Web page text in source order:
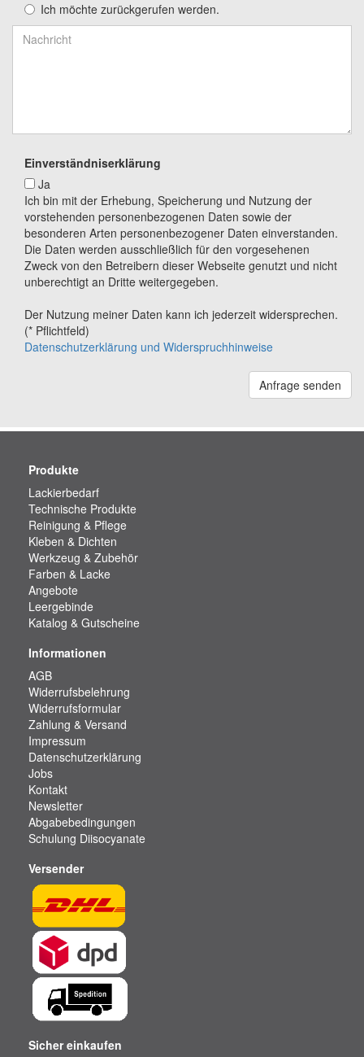
Ich möchte zurückgerufen werden.
Einverständniserklärung
Ja
Ich bin mit der Erhebung, Speicherung und Nutzung der
vorstehenden personenbezogenen Daten sowie der
besonderen Arten personenbezogener Daten einverstanden.
Die Daten werden ausschließlich für den vorgesehenen
Zweck von den Betreibern dieser Webseite genutzt und nicht
unberechtigt an Dritte weitergegeben.
Der Nutzung meiner Daten kann ich jederzeit widersprechen.
(* Pflichtfeld)
Datenschutzerklärung und Widerspruchhinweise
Anfrage senden
Produkte
Lackierbedarf
Technische Produkte
Reinigung & Pflege
Kleben & Dichten
Werkzeug & Zubehör
Farben & Lacke
Angebote
Leergebinde
Katalog & Gutscheine
Informationen
AGB
Widerrufsbelehrung
Widerrufsformular
Zahlung & Versand
Impressum
Datenschutzerklärung
Jobs
Kontakt
Newsletter
Abgabebedingungen
Schulung Diisocyanate
Versender
Sicher einkaufen